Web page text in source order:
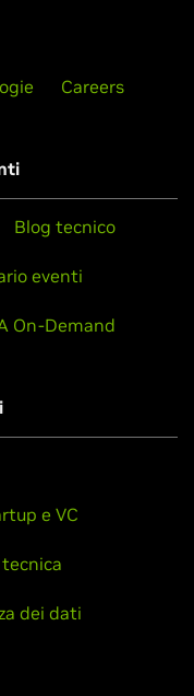
Careers
Blog tecnico
eventi
On-Demand
e VC
dei dati